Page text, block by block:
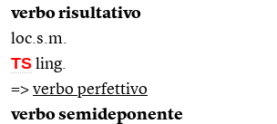
verbo risultativo
loc.s.m.
TS ling.
=> verbo perfettivo
verbo semideponente